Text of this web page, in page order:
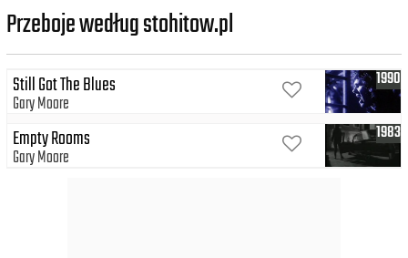
Przeboje według stohitow.pl
1990
Still Got The Blues
Gary Moore
1983
Empty Rooms
Gary Moore